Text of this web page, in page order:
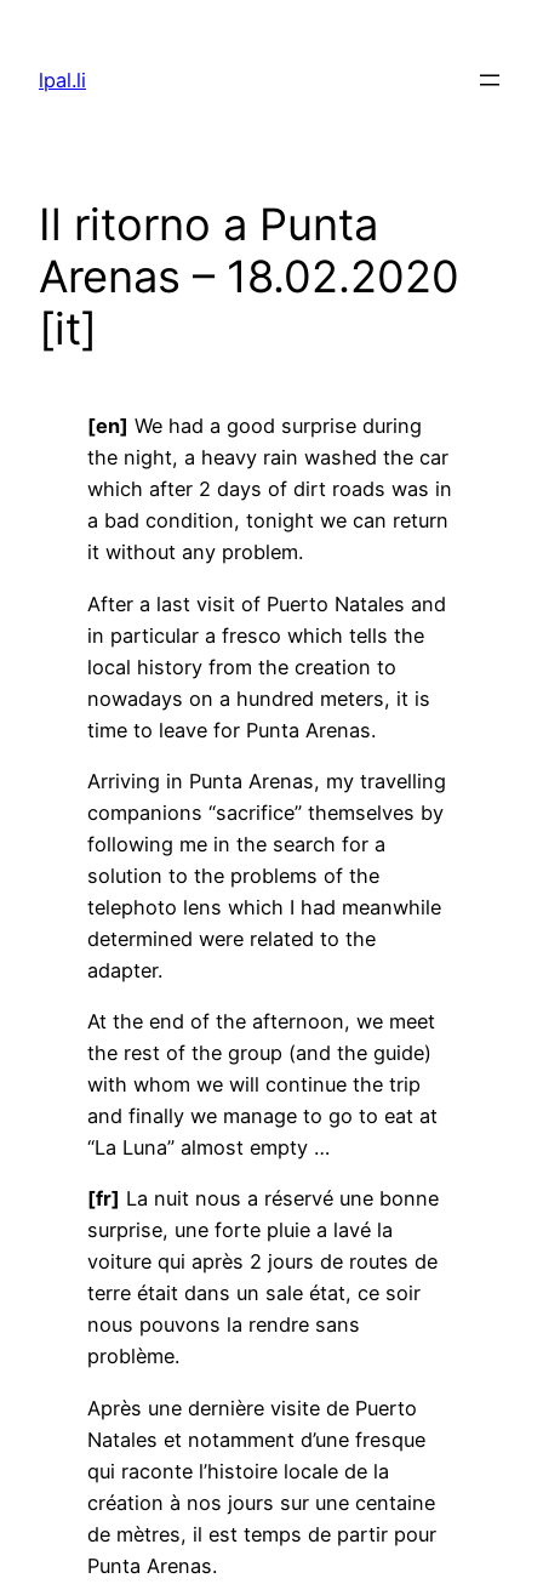
content
lpal.li
Il ritorno a Punta
Arenas – 18.02.2020
[it]
[en] We had a good surprise during
the night, a heavy rain washed the car
which after 2 days of dirt roads was in
a bad condition, tonight we can return
it without any problem.
After a last visit of Puerto Natales and
in particular a fresco which tells the
local history from the creation to
nowadays on a hundred meters, it is
time to leave for Punta Arenas.
Arriving in Punta Arenas, my travelling
companions “sacrifice” themselves by
following me in the search for a
solution to the problems of the
telephoto lens which I had meanwhile
determined were related to the
adapter.
At the end of the afternoon, we meet
the rest of the group (and the guide)
with whom we will continue the trip
and finally we manage to go to eat at
“La Luna” almost empty …
[fr] La nuit nous a réservé une bonne
surprise, une forte pluie a lavé la
voiture qui après 2 jours de routes de
terre était dans un sale état, ce soir
nous pouvons la rendre sans
problème.
Après une dernière visite de Puerto
Natales et notamment d’une fresque
qui raconte l’histoire locale de la
création à nos jours sur une centaine
de mètres, il est temps de partir pour
Punta Arenas.